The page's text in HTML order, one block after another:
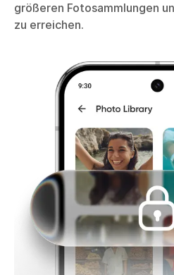
größeren Fotosammlungen
zu erreichen.